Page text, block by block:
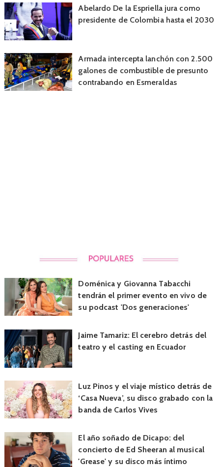
Abelardo De la Espriella jura como
presidente de Colombia hasta el 2030
Armada intercepta lanchón con 2.500
galones de combustible de presunto
contrabando en Esmeraldas
Doménica y Giovanna Tabacchi
tendrán el primer evento en vivo de
su podcast 'Dos generaciones'
Jaime Tamariz: El cerebro detrás del
teatro y el casting en Ecuador
Luz Pinos y el viaje místico detrás de
‘Casa Nueva’, su disco grabado con la
banda de Carlos Vives
El año soñado de Dicapo: del
concierto de Ed Sheeran al musical
'Grease' y su disco más íntimo